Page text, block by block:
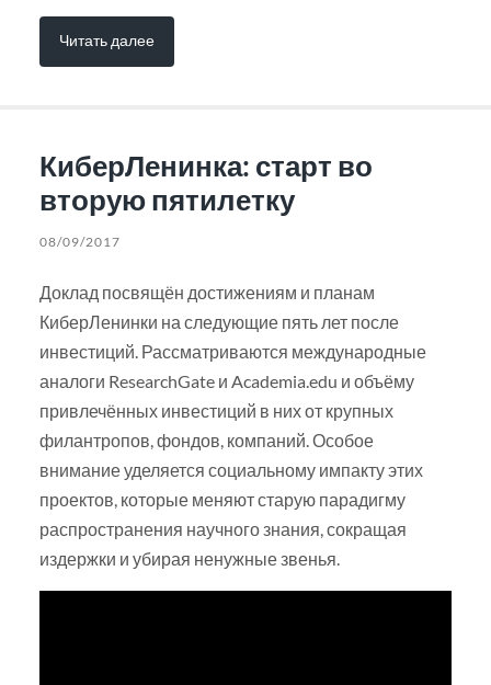
Читать далее
КиберЛенинка: старт во
вторую пятилетку
08/09/2017
Доклад посвящён достижениям и планам
КиберЛенинки на следующие пять лет после
инвестиций. Рассматриваются международные
аналоги ResearchGate и Academia.edu и объёму
привлечённых инвестиций в них от крупных
филантропов, фондов, компаний. Особое
внимание уделяется социальному импакту этих
проектов, которые меняют старую парадигму
распространения научного знания, сокращая
издержки и убирая ненужные звенья.